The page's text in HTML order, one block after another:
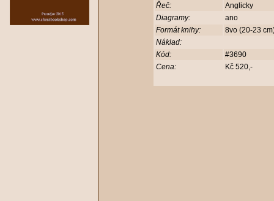
Řeč:
Anglicky
Diagramy:
ano
Formát knihy:
8vo (20-23
Náklad:
Kód:
#3690
Cena:
Kč 520,-